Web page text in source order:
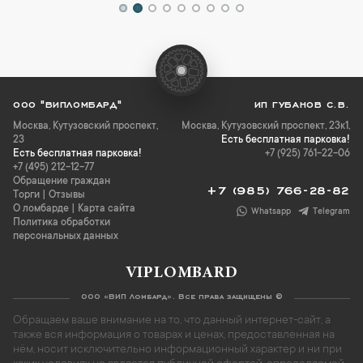
ООО "ВИПЛОМБАРД"
Москва, Кутузовский проспект,
23
Есть бесплатная парковка!
+7 (495) 212-12-77
Обращение граждан
Торги
Отзывы
О ломбарде
Карта сайта
Политика обработки
персональных данных
ИП ГУБАНОВ С.В.
Москва, Кутузовский проспект, 23к1,
Есть бесплатная парковка!
+7 (925) 761-22-06
+7 (985) 766-28-82
Whatsapp Telegram
VIPLOMBARD
ООО «ВИП Ломбард». Все права защищены ©
Обращаем ваше внимание на то, что данный интернет-сайт, а
также вся информация о товарах и ценах, предоставленная на
нём, носит исключительно информационный характер и ни при